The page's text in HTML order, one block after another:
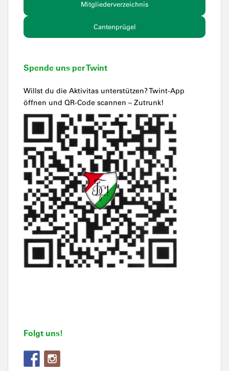
Mitgliederverzeichnis
Cantenprügel
Spende uns per Twint
Willst du die Aktivitas unterstützen? Twint-App
öffnen und QR-Code scannen – Zutrunk!
Folgt uns!